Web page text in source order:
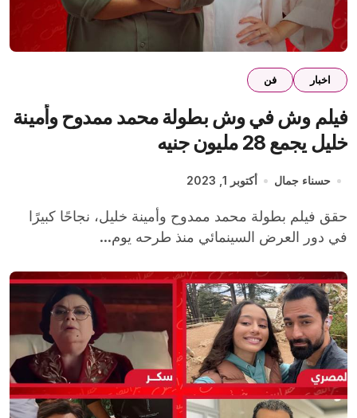
اخبار فن
فيلم وش في وش بطولة محمد ممدوح وأمينة
خليل يجمع 28 مليون جنيه
حسناء جمال أكتوبر 1, 2023
حقق فيلم بطولة محمد ممدوح وأمينة خليل، نجاحًا كبيرًا
في دور العرض السينمائي منذ طرحه يوم...